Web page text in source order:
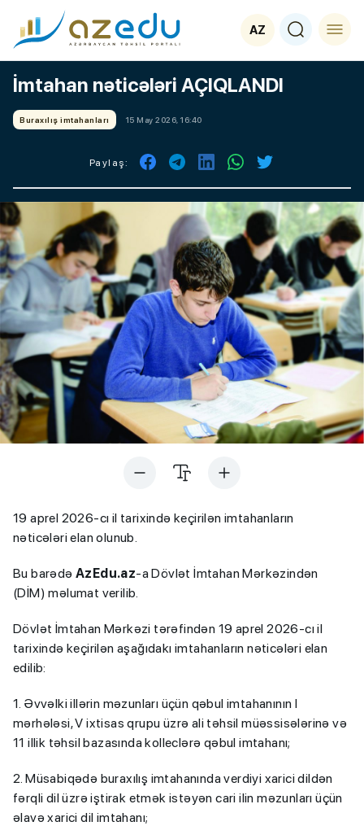
AZ
İmtahan nəticələri AÇIQLANDI
Buraxılış imtahanları 15 May 2026, 16:40
Paylaş:
19 aprel 2026-cı il tarixində keçirilən imtahanların
nəticələri elan olunub.
Bu barədə AzEdu.az-a Dövlət İmtahan Mərkəzindən
(DİM) məlumat verilib.
Dövlət İmtahan Mərkəzi tərəfindən 19 aprel 2026-cı il
tarixində keçirilən aşağıdakı imtahanların nəticələri elan
edilib:
1. Əvvəlki illərin məzunları üçün qəbul imtahanının I
mərhələsi, V ixtisas qrupu üzrə ali təhsil müəssisələrinə və
11 illik təhsil bazasında kolleclərə qəbul imtahanı;
2. Müsabiqədə buraxılış imtahanında verdiyi xarici dildən
fərqli dil üzrə iştirak etmək istəyən cari ilin məzunları üçün
əlavə xarici dil imtahanı;